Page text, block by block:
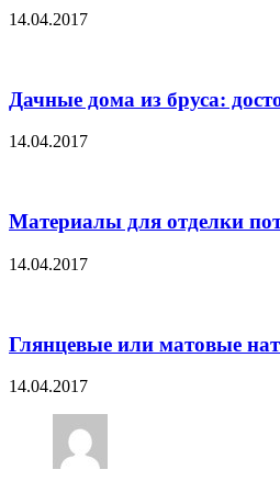
14.04.2017
Дачные дома из бруса:
14.04.2017
Материалы для отделки
14.04.2017
Глянцевые или матовые
14.04.2017